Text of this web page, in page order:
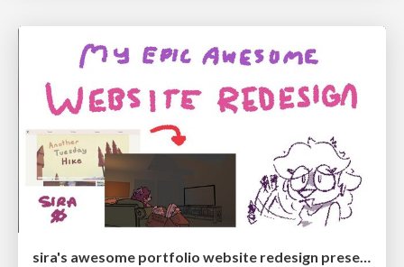
sira's awesome portfolio website redesign presentation